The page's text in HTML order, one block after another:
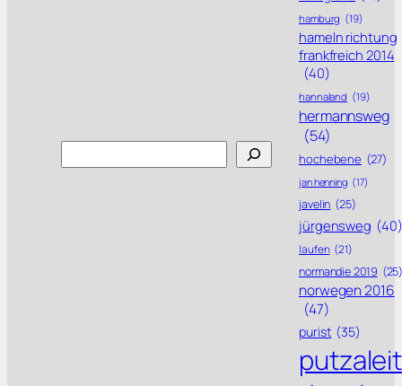
hamburg (19)
hameln richtung
frankfreich 2014
(40)
hannaland (19)
hermannsweg
(54)
hochebene (27)
jan henning (17)
javelin (25)
jürgensweg (40)
laufen (21)
normandie 2019
norwegen 2016
(47)
purist (35)
putzaleit